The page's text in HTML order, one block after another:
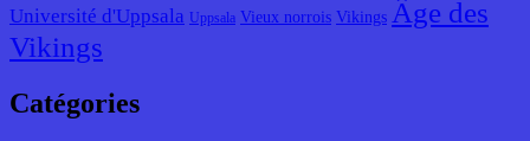
Université d'Uppsala Uppsala Vieux norrois Vikings Âge des
Vikings
Catégories